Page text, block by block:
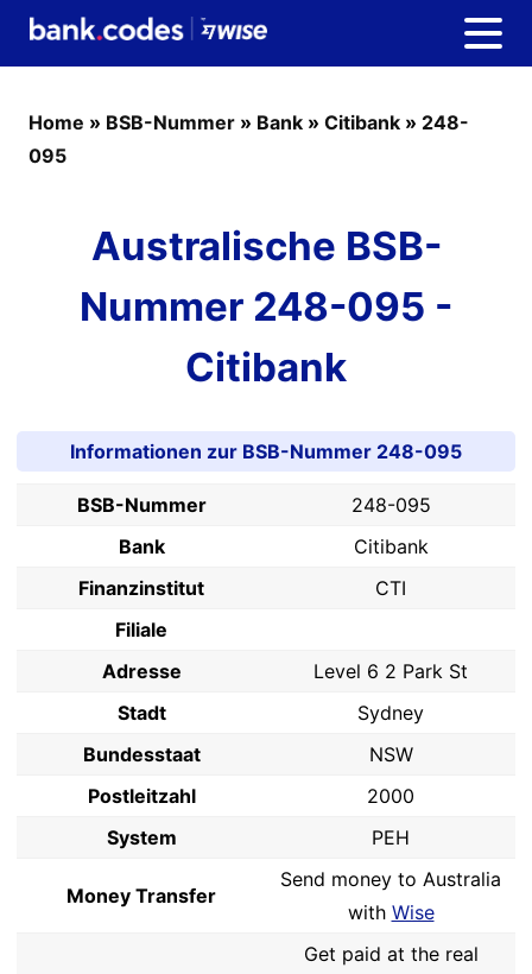
Home » BSB-Nummer » Bank » Citibank » 248-
095
Australische BSB-
Nummer 248-095 -
Citibank
Informationen zur BSB-Nummer 248-095
BSB-Nummer
248-095
Bank
Citibank
Finanzinstitut
CTI
Filiale
Adresse
Level 6 2 Park St
Stadt
Sydney
Bundesstaat
NSW
Postleitzahl
2000
System
PEH
Money Transfer
Send money to Australia
with Wise
Get paid at the real